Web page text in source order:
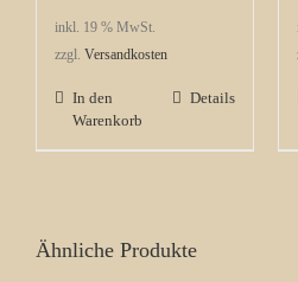
inkl. 19 % MwSt.
zzgl. Versandkosten
In den
Warenkorb
Details
Ähnliche Produkte